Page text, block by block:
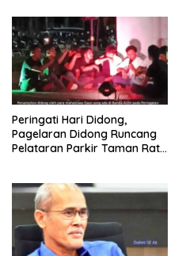
Peringati Hari Didong,
Pagelaran Didong Runcang
Pelataran Parkir Taman Ratu